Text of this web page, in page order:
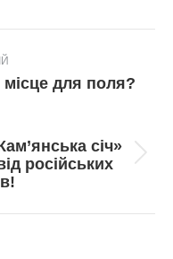
для поля?
січ»
російських